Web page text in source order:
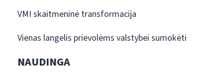
VMI skaitmeninė transformacija
Vienas langelis prievolėms valstybei sumokėti
NAUDINGA